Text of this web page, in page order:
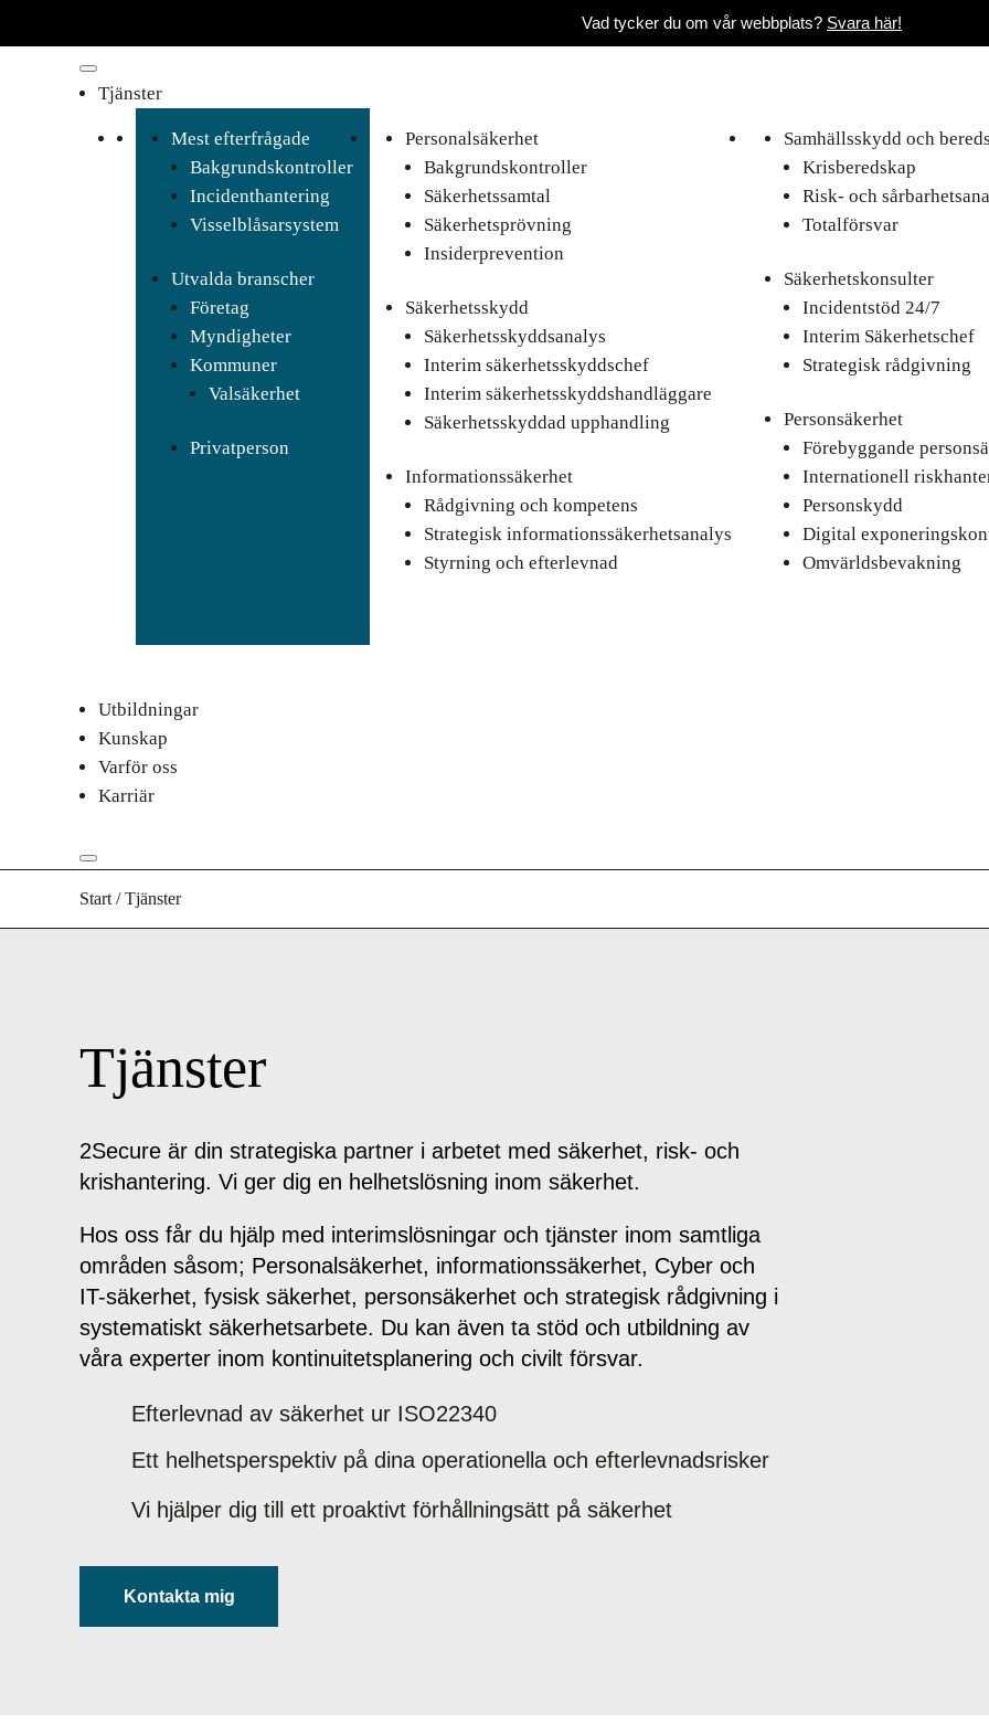
Vad tycker du om vår webbplats? Svara här!
Tjänster
Mest efterfrågade
Bakgrundskontroller
Incidenthantering
Visselblåsarsystem
Utvalda branscher
Företag
Myndigheter
Kommuner
Valsäkerhet
Privatperson
Personalsäkerhet
Bakgrundskontroller
Säkerhetssamtal
Säkerhetsprövning
Insiderprevention
Säkerhetsskydd
Säkerhetsskyddsanalys
Interim säkerhetsskyddschef
Interim säkerhetsskyddshandläggare
Säkerhetsskyddad upphandling
Informationssäkerhet
Rådgivning och kompetens
Strategisk informationssäkerhetsanalys
Styrning och efterlevnad
Samhällsskydd och
Krisberedskap
Risk- och
Totalförsvar
Säkerhetskonsulter
Incidentstöd 24/7
Interim Säkerhetschef
Strategisk rådgivning
Personsäkerhet
Förebyggande
Internationell
Personskydd
Digital
Omvärldsbevakning
Utbildningar
Kunskap
Varför oss
Karriär
Start /Tjänster
Tjänster
2Secure är din strategiska partner i arbetet med säkerhet, risk- och
krishantering. Vi ger dig en helhetslösning inom säkerhet.
Hos oss får du hjälp med interimslösningar och tjänster inom samtliga
områden såsom; Personalsäkerhet, informationssäkerhet, Cyber och
IT-säkerhet, fysisk säkerhet, personsäkerhet och strategisk rådgivning i
systematiskt säkerhetsarbete. Du kan även ta stöd och utbildning av
våra experter inom kontinuitetsplanering och civilt försvar.
Efterlevnad av säkerhet ur ISO22340
Ett helhetsperspektiv på dina operationella och efterlevnadsrisker
Vi hjälper dig till ett proaktivt förhållningsätt på säkerhet
Kontakta mig